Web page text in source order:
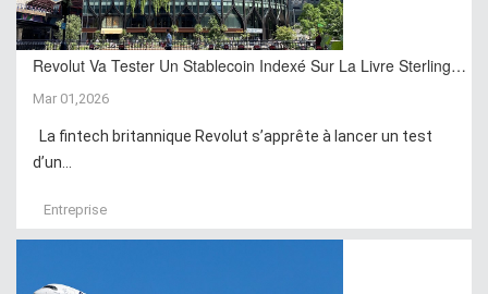
Revolut Va Tester Un Stablecoin Indexé Sur La Livre Sterling…
Mar 01,2026
La fintech britannique Revolut s’apprête à lancer un test
d’un...
Entreprise